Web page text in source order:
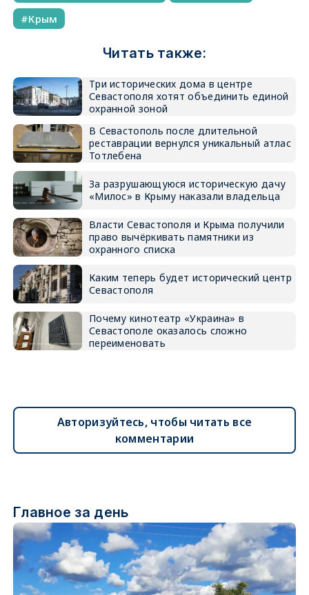
Крым
Читать также:
Три исторических дома в центре
Севастополя хотят объединить единой
охранной зоной
В Севастополь после длительной
реставрации вернулся уникальный атлас
Тотлебена
За разрушающуюся историческую дачу
«Милос» в Крыму наказали владельца
Власти Севастополя и Крыма получили
право вычёркивать памятники из
охранного списка
Каким теперь будет исторический центр
Севастополя
Почему кинотеатр «Украина» в
Севастополе оказалось сложно
переименовать
Авторизуйтесь, чтобы читать все
комментарии
Главное за день